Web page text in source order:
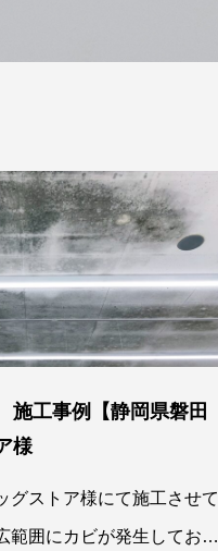
工事例【静岡県磐田
様
グストア様にて施工させて
範囲にカビが発生しており